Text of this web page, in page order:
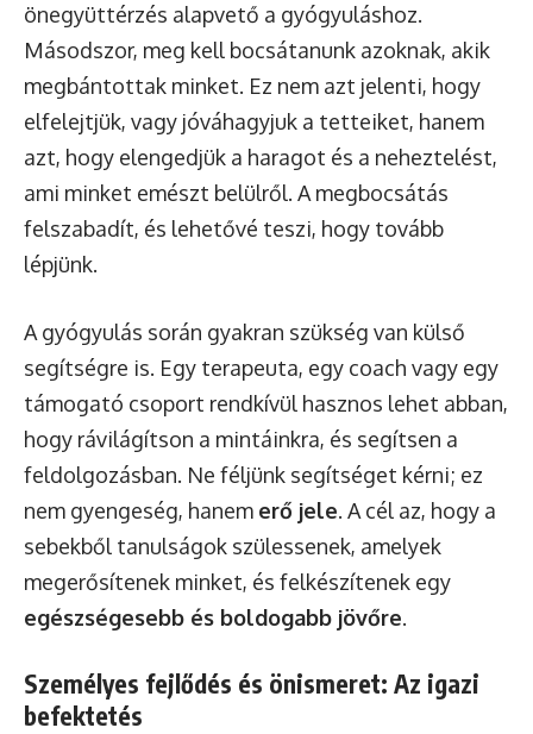
önegyüttérzés alapvető a gyógyuláshoz.
Másodszor, meg kell bocsátanunk azoknak, akik
megbántottak minket. Ez nem azt jelenti, hogy
elfelejtjük, vagy jóváhagyjuk a tetteiket, hanem
azt, hogy elengedjük a haragot és a neheztelést,
ami minket emészt belülről. A megbocsátás
felszabadít, és lehetővé teszi, hogy tovább
lépjünk.
A gyógyulás során gyakran szükség van külső
segítségre is. Egy terapeuta, egy coach vagy egy
támogató csoport rendkívül hasznos lehet abban,
hogy rávilágítson a mintáinkra, és segítsen a
feldolgozásban. Ne féljünk segítséget kérni; ez
nem gyengeség, hanem erő jele. A cél az, hogy a
sebekből tanulságok szülessenek, amelyek
megerősítenek minket, és felkészítenek egy
egészségesebb és boldogabb jövőre.
Személyes fejlődés és önismeret: Az igazi
befektetés